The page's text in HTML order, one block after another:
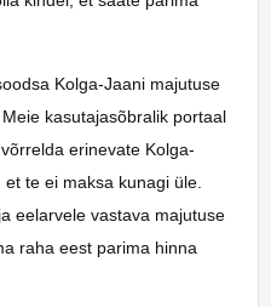
Kolga-Jaani majutuse
kasutajasõbralik portaal
erinevate Kolga-
te ei maksa kunagi üle.
eelarvele vastava majutuse
raha eest parima hinna